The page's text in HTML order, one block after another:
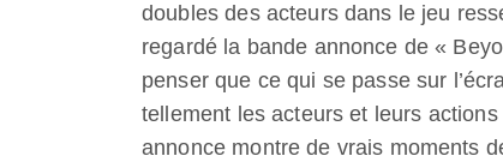
doubles des acteurs dans le jeu
regardé la bande annonce de «
penser que ce qui se passe sur
tellement les acteurs et leurs
annonce montre de vrais moments